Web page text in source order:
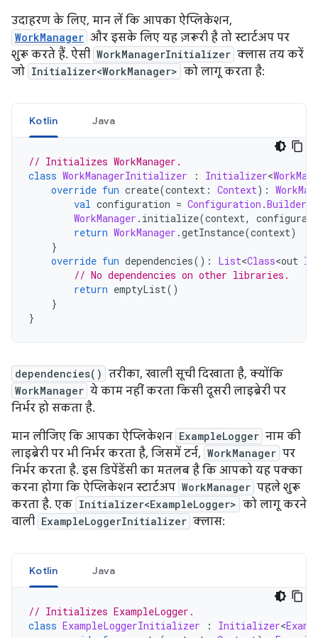
उदाहरण के लिए, मान लें कि आपका ऐप्लिकेशन,
WorkManager और इसके लिए यह ज़रूरी है तो स्टार्टअप पर
शुरू करते हैं. ऐसी WorkManagerInitializer क्लास तय करें
जो Initializer<WorkManager> को लागू करता है:
Kotlin Java
// Initializes WorkManager.
class WorkManagerInitializer : Initializer<
override fun create(context : Context):
val configuration = Configuration .Builder
WorkManager . initialize(context,
return WorkManager .getInstance(context)
}
override fun dependencies(): List<Class<out
// No dependencies on other libraries.
return emptyList()
}
}
dependencies() तरीका, खाली सूची दिखाता है, क्योंकि
WorkManager ये काम नहीं करता किसी दूसरी लाइब्रेरी पर
निर्भर हो सकता है.
मान लीजिए कि आपका ऐप्लिकेशन ExampleLogger नाम की
लाइब्रेरी पर भी निर्भर करता है, जिसमें टर्न, WorkManager पर
निर्भर करता है. इस डिपेंडेंसी का मतलब है कि आपको यह पक्का
करना होगा कि ऐप्लिकेशन स्टार्टअप WorkManager पहले शुरू
करता है. एक Initializer<ExampleLogger> को लागू करने
वाली ExampleLoggerInitializer क्लास:
Kotlin Java
// Initializes ExampleLogger.
class ExampleLoggerInitializer : Initializer<